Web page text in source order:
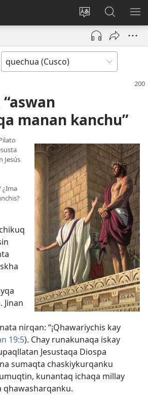
Direccionpi
akllay
Sutiykiwan
jaykuy
(abre
nueva
JW.ORG
nisqapi
maskhay
manan kanchu”
Jesús
¿Ima
Jinan
nirqan: “¡Qhawariychis kay
19:5). Chay runakunaqa iskay
Jesustaqa Diospa
sumaqta chaskiykurqanku
kunantaq ichaqa millay
qhawasharqanku.